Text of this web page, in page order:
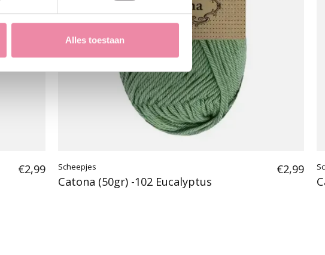
Alles toestaan
€2,99 Scheepjes
Catona (50gr) -102 Eucalyptus
€2,99